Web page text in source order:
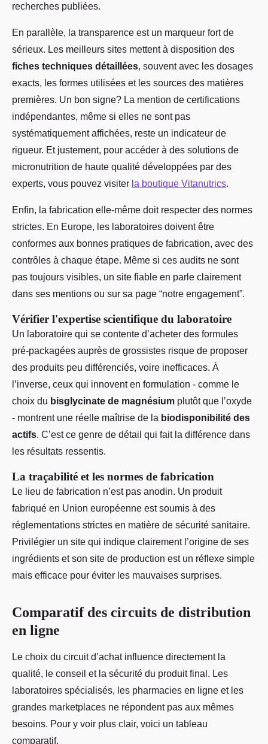
recherches publiées.
En parallèle, la transparence est un marqueur fort de
sérieux. Les meilleurs sites mettent à disposition des
fiches techniques détaillées, souvent avec les dosages
exacts, les formes utilisées et les sources des matières
premières. Un bon signe? La mention de certifications
indépendantes, même si elles ne sont pas
systématiquement affichées, reste un indicateur de
rigueur. Et justement, pour accéder à des solutions de
micronutrition de haute qualité développées par des
experts, vous pouvez visiter la boutique Vitanutrics.
Enfin, la fabrication elle-même doit respecter des normes
strictes. En Europe, les laboratoires doivent être
conformes aux bonnes pratiques de fabrication, avec des
contrôles à chaque étape. Même si ces audits ne sont
pas toujours visibles, un site fiable en parle clairement
dans ses mentions ou sur sa page “notre engagement”.
Vérifier l'expertise scientifique du laboratoire
Un laboratoire qui se contente d’acheter des formules
pré-packagées auprès de grossistes risque de proposer
des produits peu différenciés, voire inefficaces. À
l’inverse, ceux qui innovent en formulation - comme le
choix du bisglycinate de magnésium plutôt que l’oxyde
- montrent une réelle maîtrise de la biodisponibilité des
actifs. C’est ce genre de détail qui fait la différence dans
les résultats ressentis.
La traçabilité et les normes de fabrication
Le lieu de fabrication n’est pas anodin. Un produit
fabriqué en Union européenne est soumis à des
réglementations strictes en matière de sécurité sanitaire.
Privilégier un site qui indique clairement l’origine de ses
ingrédients et son site de production est un réflexe simple
mais efficace pour éviter les mauvaises surprises.
Comparatif des circuits de distribution
en ligne
Le choix du circuit d’achat influence directement la
qualité, le conseil et la sécurité du produit final. Les
laboratoires spécialisés, les pharmacies en ligne et les
grandes marketplaces ne répondent pas aux mêmes
besoins. Pour y voir plus clair, voici un tableau
comparatif.